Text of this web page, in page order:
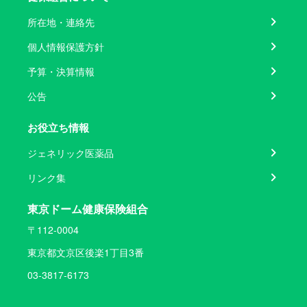
所在地・連絡先
個人情報保護方針
予算・決算情報
公告
お役立ち情報
ジェネリック医薬品
リンク集
東京ドーム健康保険組合
〒112-0004
東京都文京区後楽1丁目3番
03-3817-6173